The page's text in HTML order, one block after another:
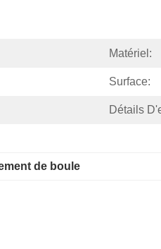
Matériel:
Surface:
Détails
de boule